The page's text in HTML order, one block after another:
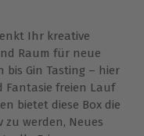
Ihr kreative
Raum für neue
bis Gin Tasting – hier
Fantasie freien Lauf
bietet diese Box die
zu werden, Neues